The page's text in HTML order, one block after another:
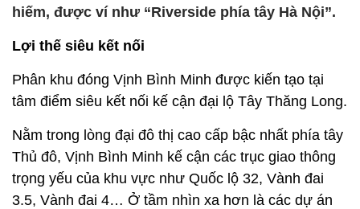
hiếm, được ví như “Riverside phía tây Hà Nội”.
Lợi thế siêu kết nối
Phân khu đóng Vịnh Bình Minh được kiến tạo tại
tâm điểm siêu kết nối kế cận đại lộ Tây Thăng Long.
Nằm trong lòng đại đô thị cao cấp bậc nhất phía tây
Thủ đô, Vịnh Bình Minh kế cận các trục giao thông
trọng yếu của khu vực như Quốc lộ 32, Vành đai
3.5, Vành đai 4… Ở tầm nhìn xa hơn là các dự án